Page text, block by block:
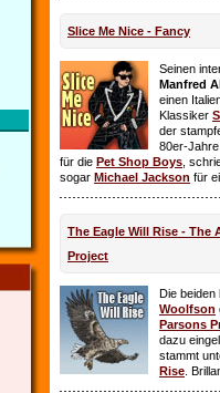
Slice Me Nice - Fancy
Seinen
Manfred
einen
Klassiker
der
80er-
für die Pet Shop Boys ,
sogar Michael Jackson für
The Eagle Will Rise - The
Project
Die beiden
Woolfson
Parsons
dazu
stammt
Rise .